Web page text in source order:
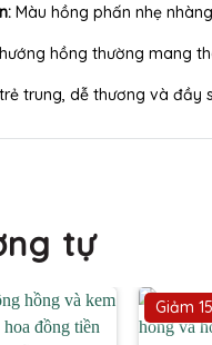
Màu hồng phấn nhẹ
hồng thường mang
trung, dễ thương và đầy
tự
Giảm